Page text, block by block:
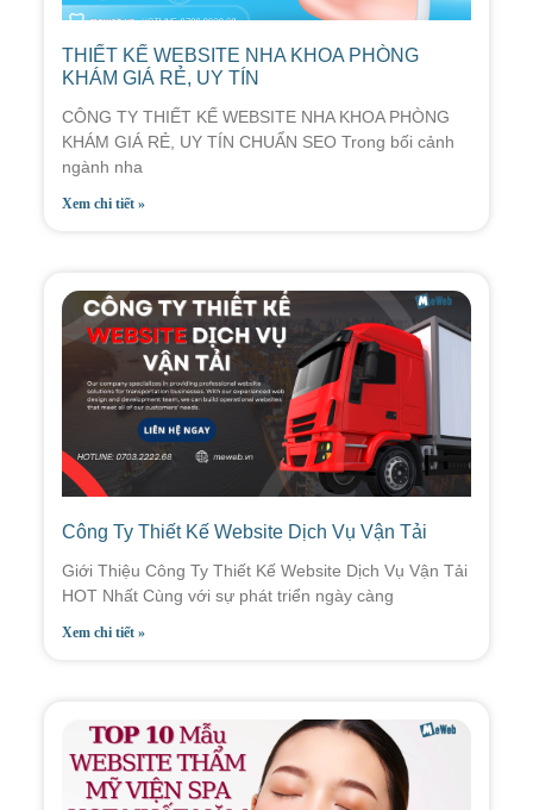
THIẾT KẾ WEBSITE NHA KHOA PHÒNG
KHÁM GIÁ RẺ, UY TÍN
CÔNG TY THIẾT KẾ WEBSITE NHA KHOA PHÒNG
KHÁM GIÁ RẺ, UY TÍN CHUẨN SEO Trong bối cảnh
ngành nha
Xem chi tiết »
Công Ty Thiết Kế Website Dịch Vụ Vận Tải
Giới Thiệu Công Ty Thiết Kế Website Dịch Vụ Vận Tải
HOT Nhất Cùng với sự phát triển ngày càng
Xem chi tiết »